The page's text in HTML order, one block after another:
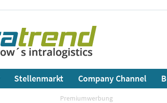
Stellenmarkt Company Channel
Premiumwerbung